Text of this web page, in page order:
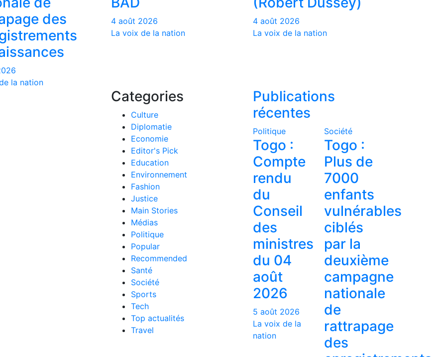
des
la nation
4 août 2026
La voix de la nation
4 août 2026
La voix de la nation
Categories
Culture
Diplomatie
Economie
Editor's Pick
Education
Environnement
Fashion
Justice
Main Stories
Médias
Politique
Popular
Recommended
Santé
Société
Sports
Tech
Top actualités
Travel
Publications
récentes
Politique
Togo :
Compte
rendu
du
Conseil
des
ministres
du 04
août
2026
5 août 2026
La voix de la
nation
Société
Togo :
Plus de
7000
enfants
vulnérables
ciblés
par la
deuxième
campagne
nationale
de
rattrapage
des